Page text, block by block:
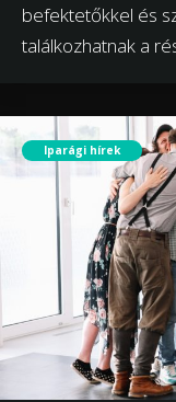
befektetőkkel és
találkozhatnak a
Iparági hírek